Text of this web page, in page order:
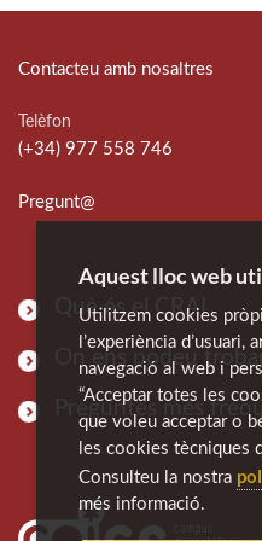
Contacteu amb nosaltres
Telèfon
(+34) 977 558 746
Pregunt@
Què és el CRAI
On ens podeu trobar
Preguntes més
Aquest lloc web
Utilitzem cookies
l’experiència
navegació al web i
“Acceptar totes les
que voleu acceptar o
les cookies tècniques
Consulteu la nostra
més informació.